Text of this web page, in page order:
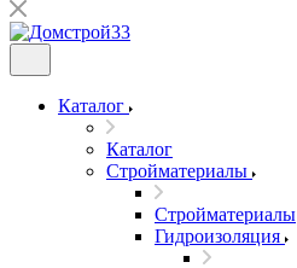
Каталог
Каталог
Стройматериалы
Стройматериалы
Гидроизоляция